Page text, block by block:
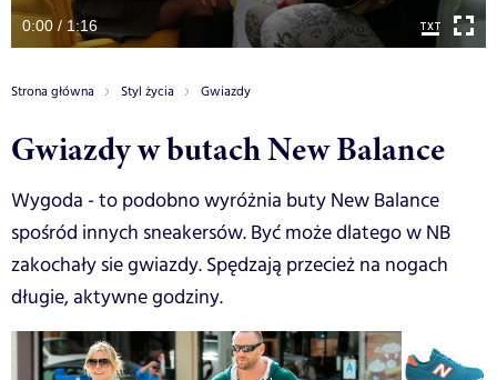
0:00 / 1:16
Strona główna Styl życia Gwiazdy
Gwiazdy w butach New Balance
Wygoda - to podobno wyróżnia buty New Balance
spośród innych sneakersów. Być może dlatego w NB
zakochały sie gwiazdy. Spędzają przecież na nogach
długie, aktywne godziny.